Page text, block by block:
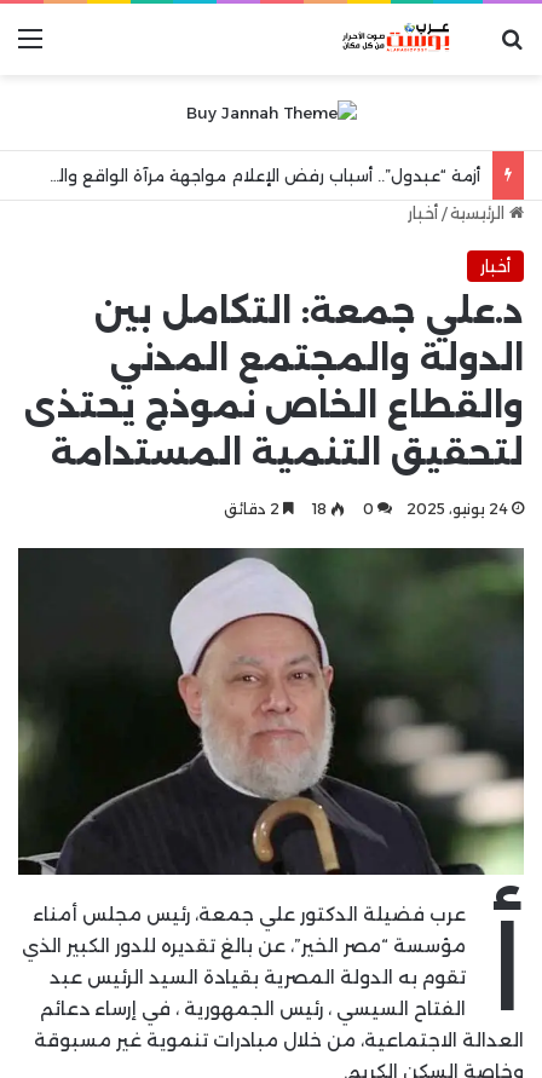
بحث عن
الرئيسية/ أخبار
أخبار
د.علي جمعة: التكامل بين
الدولة والمجتمع المدني
والقطاع الخاص نموذج يحتذى
لتحقيق التنمية المستدامة
24 يونيو، 2025 0
18
أ
عرب فضيلة الدكتور علي جمعة، رئيس مجلس أمناء
مؤسسة “مصر الخير”، عن بالغ تقديره للدور الكبير الذي
تقوم به الدولة المصرية بقيادة السيد الرئيس عبد
الفتاح السيسي ، رئيس الجمهورية ، في إرساء دعائم
العدالة الاجتماعية، من خلال مبادرات تنموية غير مسبوقة
وخاصة السكن الكريم.